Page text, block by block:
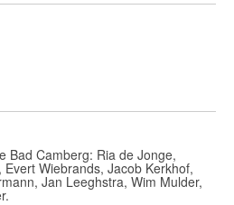
Bad Camberg: Ria de Jonge,
Wiebrands, Jacob Kerkhof,
Jan Leeghstra, Wim Mulder,